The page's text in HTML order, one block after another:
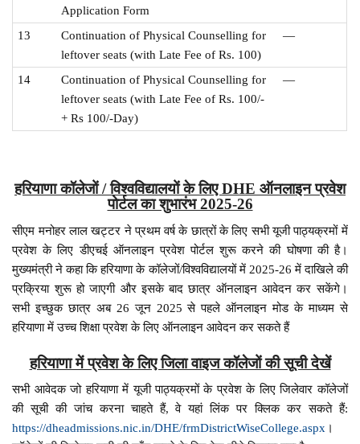
Application Form
13
Continuation of Physical Counselling for
leftover seats (with Late Fee of Rs. 100)
—
14
Continuation of Physical Counselling for
leftover seats (with Late Fee of Rs. 100/-
+ Rs 100/-Day)
—
हरियाणा कॉलेजों / विश्वविद्यालयों के लिए DHE ऑनलाइन प्रवेश
पोर्टल का शुभारंभ 2025-26
सीएम मनोहर लाल खट्टर ने प्रथम वर्ष के छात्रों के लिए सभी यूजी पाठ्यक्रमों में
प्रवेश के लिए डीएचई ऑनलाइन प्रवेश पोर्टल शुरू करने की घोषणा की है।
मुख्यमंत्री ने कहा कि हरियाणा के कॉलेजों/विश्वविद्यालयों में 2025-26 में दाखिले की
प्रक्रिया शुरू हो जाएगी और इसके बाद छात्र ऑनलाइन आवेदन कर सकेंगे।
सभी इच्छुक छात्र अब 26 जून 2025 से पहले ऑनलाइन मोड के माध्यम से
हरियाणा में उच्च शिक्षा प्रवेश के लिए ऑनलाइन आवेदन कर सकते हैं
हरियाणा में प्रवेश के लिए जिला वाइज कॉलेजों की सूची देखें
सभी आवेदक जो हरियाणा में यूजी पाठ्यक्रमों के प्रवेश के लिए जिलेवार कॉलेजों
की सूची की जांच करना चाहते हैं, वे यहां लिंक पर क्लिक कर सकते हैं:
https://dheadmissions.nic.in/DHE/frmDistrictWiseCollege.aspx ।